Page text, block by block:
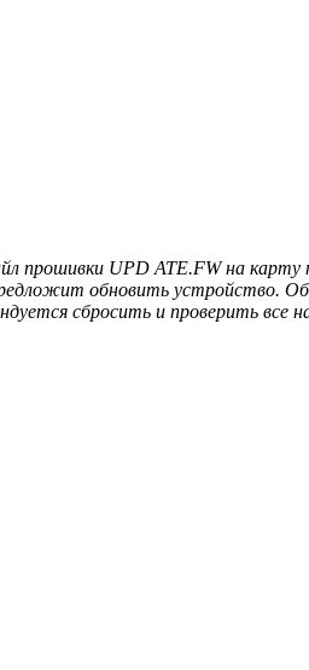
прошивки UPD ATE.FW на
обновить устройство.
сбросить и проверить все